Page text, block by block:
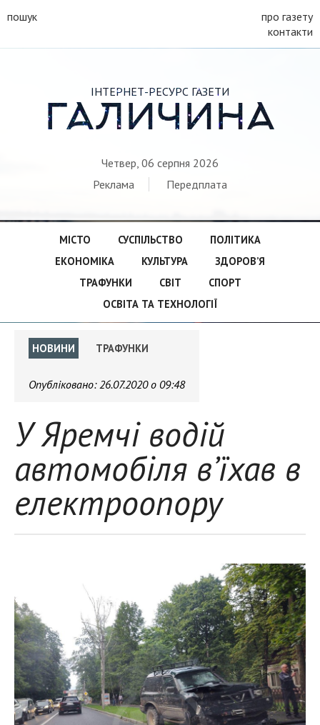
пошук
про газету
контакти
ІНТЕРНЕТ-РЕСУРС ГАЗЕТИ
ГАЛИЧИНА
Четвер, 06 серпня 2026
Реклама
Передплата
МІСТО СУСПІЛЬСТВО
ПОЛІТИКА
ЕКОНОМІКА
КУЛЬТУРА
ЗДОРОВ’Я
ТРАФУНКИ
СВІТ
СПОРТ
ОСВІТА ТА ТЕХНОЛОГІЇ
НОВИНИ ТРАФУНКИ
Опубліковано:26.07.2020 о 09:48
У Яремчі водій
автомобіля в’їхав в
електроопору